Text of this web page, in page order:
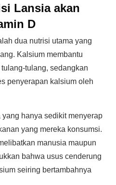
Lansia akan
D
dua nutrisi utama yang
Kalsium membantu
tulang, sedangkan
penyerapan kalsium oleh
hanya sedikit menyerap
yang mereka konsumsi.
manusia maupun
bahwa usus cenderung
seiring bertambahnya